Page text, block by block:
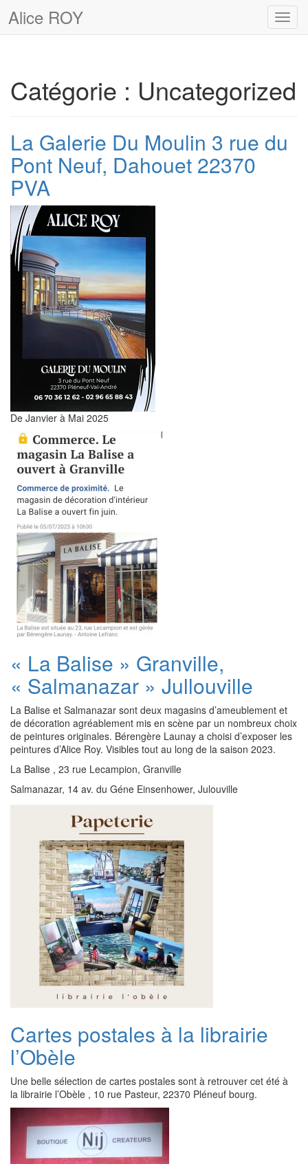
Alice ROY
Catégorie : Uncategorized
La Galerie Du Moulin 3 rue du
Pont Neuf, Dahouet 22370
PVA
De Janvier à Mai 2025
« La Balise » Granville,
« Salmanazar » Jullouville
La Balise et Salmanazar sont deux magasins d’ameublement et
de décoration agréablement mis en scène par un nombreux choix
de peintures originales. Bérengère Launay a choisi d’exposer les
peintures d’Alice Roy. Visibles tout au long de la saison 2023.
La Balise , 23 rue Lecampion, Granville
Salmanazar, 14 av. du Géne Einsenhower, Julouville
Cartes postales à la librairie
l’Obèle
Une belle sélection de cartes postales sont à retrouver cet été à
la librairie l’Obèle , 10 rue Pasteur, 22370 Pléneuf bourg.